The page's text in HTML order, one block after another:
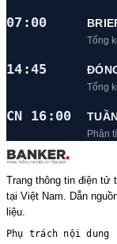
07:00
Tổng
14:45
Tổng
CN 16:00
Phân
Trang thông tin điện tử
tại Việt Nam. Dẫn
liệu.
Phụ trách nội